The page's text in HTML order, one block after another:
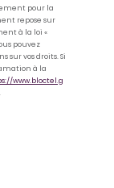
pour la
repose sur
à la loi «
pouvez
sur vos droits. Si
à la
www.bloctel.g